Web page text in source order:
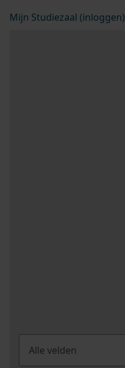
Mijn Studiezaal (inloggen)